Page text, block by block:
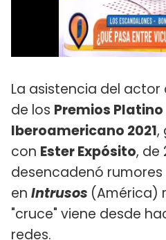
La asistencia del
de los Premios
Iberoamericano 2021,
con Ester Expósito, de
desencadenó
en Intrusos (América)
"cruce" viene desde
redes.